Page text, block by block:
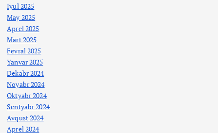
İyul 2025
May 2025
Aprel 2025
Mart 2025
Fevral 2025
Yanvar 2025
Dekabr 2024
Noyabr 2024
Oktyabr 2024
Sentyabr 2024
Avqust 2024
Aprel 2024